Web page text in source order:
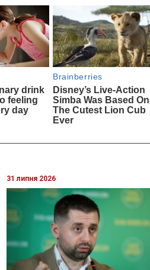
31 липня 2026